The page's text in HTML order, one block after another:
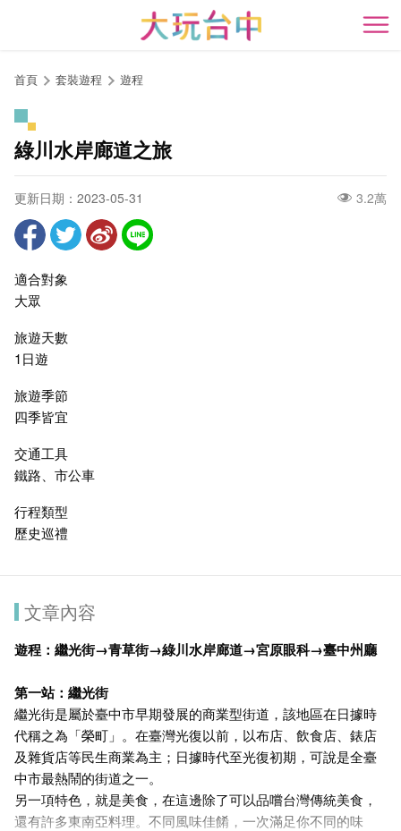
開
首頁 套裝遊程 遊程
綠川水岸廊道之旅
更新日期：2023-05-31 3.2萬
適合對象
大眾
旅遊天數
1日遊
旅遊季節
四季皆宜
交通工具
鐵路、市公車
行程類型
歷史巡禮
文章內容
遊程： 繼光街→青草街→綠川水岸廊道→宮原眼科→臺中州廳
第一站： 繼光街
繼光街是屬於臺中市早期發展的商業型街道，該地區在日據時
代稱之為「榮町」。在臺灣光復以前，以布店、飲食店、錶店
及雜貨店等民生商業為主；日據時代至光復初期，可說是全臺
中市最熱鬧的街道之一。
另一項特色，就是美食，在這邊除了可以品嚐台灣傳統美食，
還有許多東南亞料理。不同風味佳餚，一次滿足你不同的味